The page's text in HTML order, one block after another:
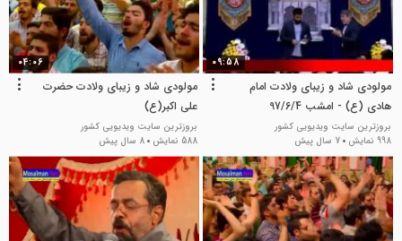
09:58
مولودی شاد و زیبای ولادت امام
هادی (ع) - امشب 97/6/4
بروزترین سایت ویدیویی کشور
998 نمایش
7 سال پیش
04:06
مولودی شاد و زیبای ولادت حضرت
علی اکبر(ع)
بروزترین سایت ویدیویی کشور
588 نمایش
8 سال پیش